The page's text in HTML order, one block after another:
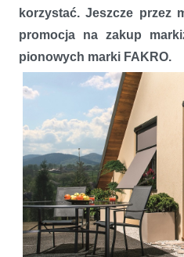
korzystać. Jeszcze przez
promocja na zakup
pionowych marki FAKRO.